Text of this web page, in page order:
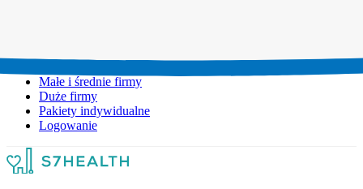
Małe i średnie firmy
Duże firmy
Pakiety indywidualne
Logowanie